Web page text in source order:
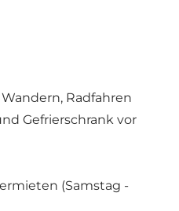
Radfahren
Gefrierschrank vor
(Samstag -